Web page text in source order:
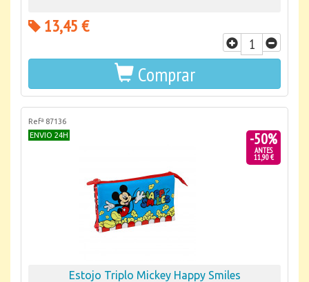
13,45 €
Comprar
Refª 87136
ENVIO 24H
-50%
ANTES
11,90 €
Estojo Triplo Mickey Happy Smiles